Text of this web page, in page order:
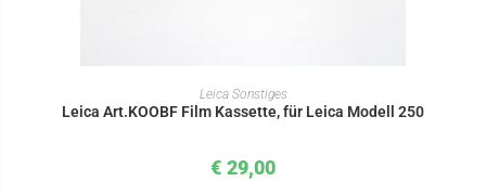
IN DEN WARENKORB
Leica Sonstiges
Leica Art.KOOBF Film Kassette, für Leica Modell 250
€ 29,00